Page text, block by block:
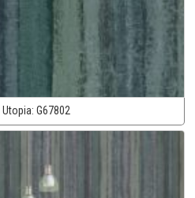
Utopia: G67802